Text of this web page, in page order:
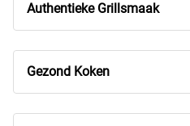
Authentieke Grillsmaak
Gezond Koken